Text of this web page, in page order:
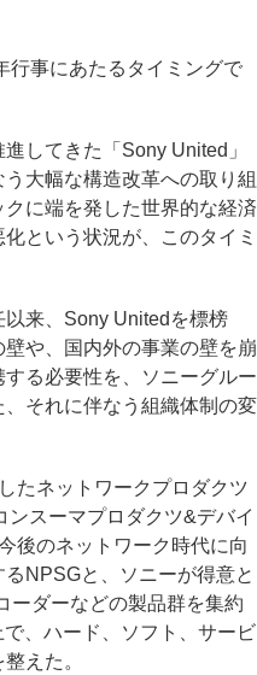
事にあたるタイミングで
してきた「Sony United」
大幅な構造改革への取り組
に端を発した世界的な経済
という状況が、このタイミ
来、Sony Unitedを標榜
や、国内外の事業の壁を崩
る必要性を、ソニーグルー
それに伴なう組織体制の変
たネットワークプロダクツ
スーマプロダクツ&デバイ
後のネットワーク時代に向
NPSGと、ソニーが得意と
ーダーなどの製品群を集約
、ハード、ソフト、サービ
えた。